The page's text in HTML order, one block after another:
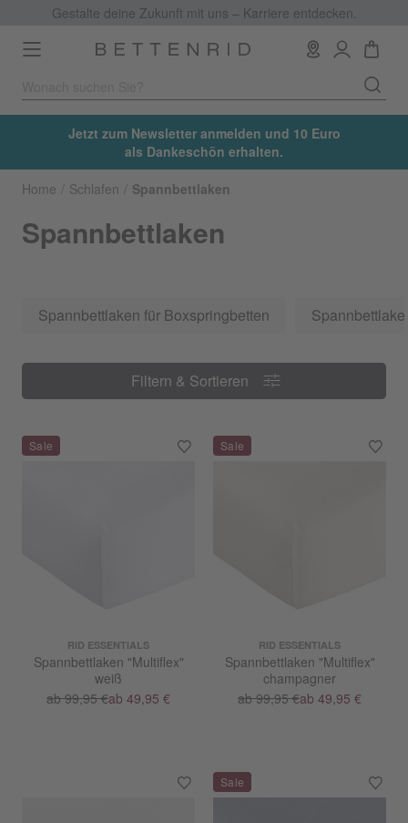
Gestalte deine Zukunft mit uns – Karriere entdecken.
Toggle
navigation
Jetzt zum Newsletter anmelden und 10 Euro
als Dankeschön erhalten.
Home Schlafen Spannbettlaken
Spannbettlaken
Spannbettlaken für Boxspringbetten
Filtern & Sortieren
Filtern & Sortieren
RID ESSENTIALS
Spannbettlaken "Multiflex"
weiß
ab 99,95 €ab 49,95 €
RID ESSENTIALS
Spannbettlaken "Multiflex"
champagner
ab 99,95 €ab 49,95 €